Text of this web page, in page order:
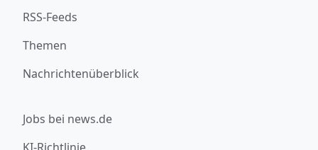
RSS-Feeds
Themen
Nachrichtenüberblick
Jobs bei news.de